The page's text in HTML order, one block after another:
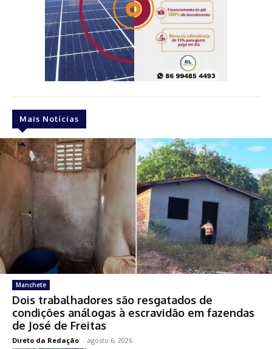
Mais Notícias
Manchete
Dois trabalhadores são resgatados de
condições análogas à escravidão em fazendas
de José de Freitas
Direto da Redação - agosto 6, 2026